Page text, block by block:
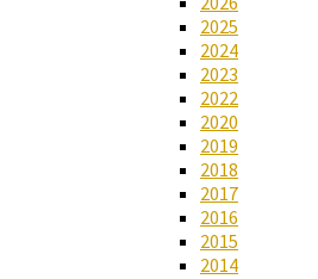
2025
2024
2023
2022
2020
2019
2018
2017
2016
2015
2014